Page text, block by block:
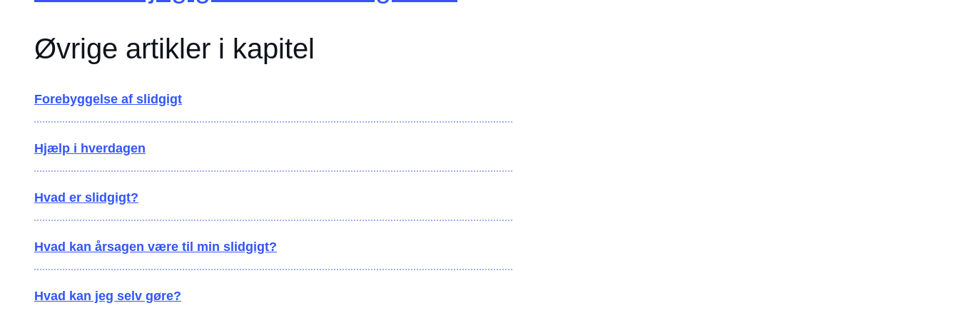
Øvrige artikler i kapitel
Forebyggelse af slidgigt
Hjælp i hverdagen
Hvad er slidgigt?
Hvad kan årsagen være til min slidgigt?
Hvad kan jeg selv gøre?